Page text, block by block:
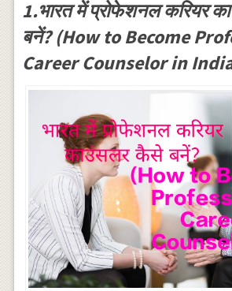
1.भारत में प्रोफेशनल करियर
बनें? (How to Become
Career Counselor in